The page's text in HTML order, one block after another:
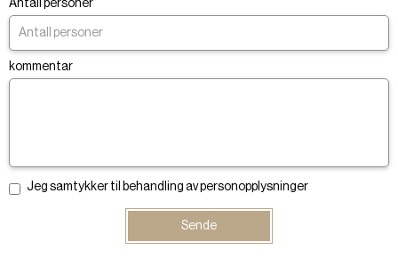
Antall personer
kommentar
Jeg samtykker til behandling av personopplysninger